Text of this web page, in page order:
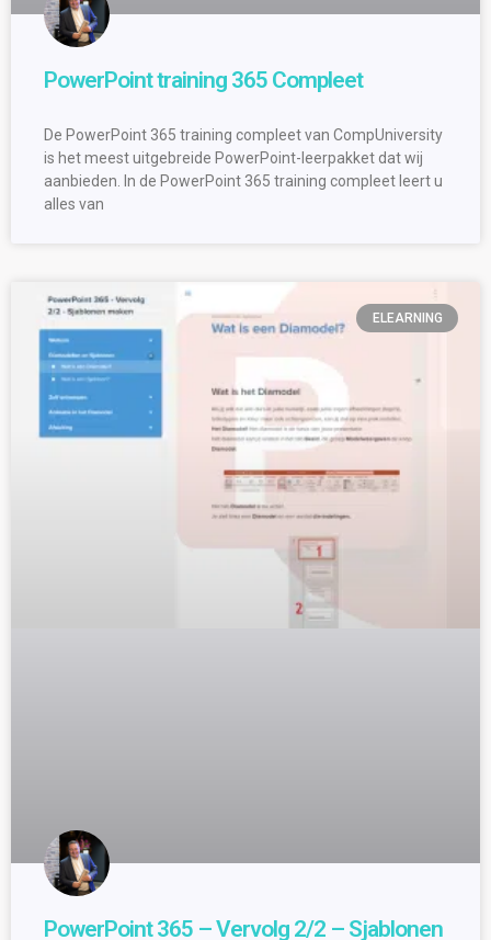
PowerPoint training 365 Compleet
De PowerPoint 365 training compleet van CompUniversity
is het meest uitgebreide PowerPoint-leerpakket dat wij
aanbieden. In de PowerPoint 365 training compleet leert u
alles van
ELEARNING
PowerPoint 365 – Vervolg 2/2 – Sjablonen